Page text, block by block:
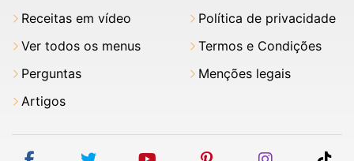
Receitas em vídeo
Ver todos os menus
Perguntas
Artigos
Política de privacidade
Termos e Condições
Menções legais